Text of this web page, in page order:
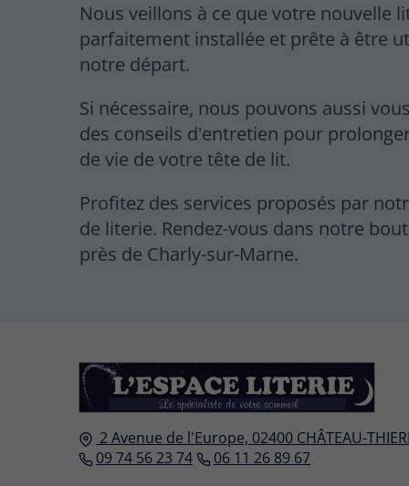
Nous veillons à ce que votre nouvelle
parfaitement installée et prête à être
notre départ.
Si nécessaire, nous pouvons aussi
des conseils d'entretien pour
de vie de votre tête de lit.
Profitez des services proposés par
de literie. Rendez-vous dans notre
près de Charly-sur-Marne.
2 Avenue de l'Europe, 02400 CHÂTEAU-
09 74 56 23 74
06 11 26 89 67